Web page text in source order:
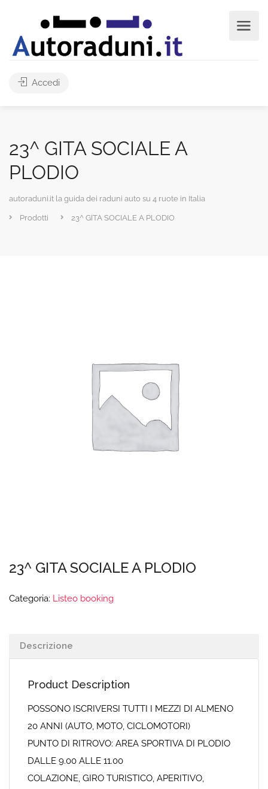
Accedi
23^ GITA SOCIALE A
PLODIO
autoraduni.it la guida dei raduni auto su 4 ruote in Italia
Prodotti 23^ GITA SOCIALE A PLODIO
23^ GITA SOCIALE A PLODIO
Categoria: Listeo booking
Descrizione
Product Description
POSSONO ISCRIVERSI TUTTI I MEZZI DI ALMENO
20 ANNI (AUTO, MOTO, CICLOMOTORI)
PUNTO DI RITROVO: AREA SPORTIVA DI PLODIO
DALLE 9.00 ALLE 11.00
COLAZIONE, GIRO TURISTICO, APERITIVO,